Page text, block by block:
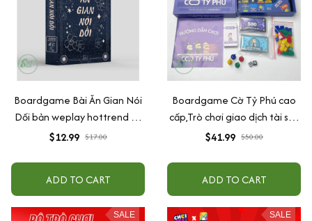
Boardgame Bài Ăn Gian Nói
Dối bản weplay hottrend 32
lá giấy cứng
$12.99 $17.00
ADD TO CART
Boardgame Cờ Tỷ Phú cao
cấp,Trò chơi giao dịch tài sản
nhanh gọn lẹ
$41.99 $50.00
ADD TO CART
SALE SALE